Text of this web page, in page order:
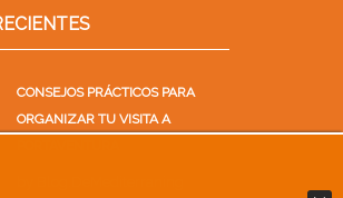
CONSEJOS PRÁCTICOS PARA
ORGANIZAR TU VISITA A